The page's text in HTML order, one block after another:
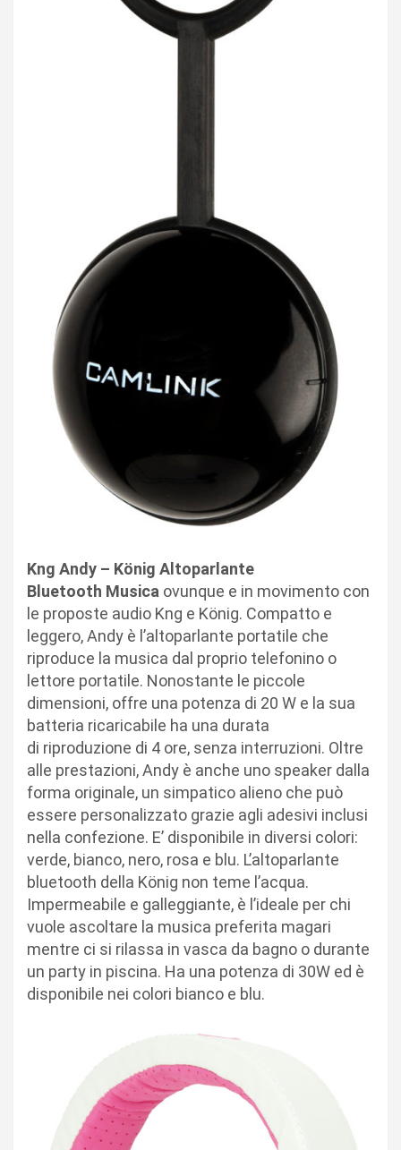
Kng Andy – König Altoparlante
Bluetooth Musica ovunque e in movimento con
le proposte audio Kng e König. Compatto e
leggero, Andy è l’altoparlante portatile che
riproduce la musica dal proprio telefonino o
lettore portatile. Nonostante le piccole
dimensioni, offre una potenza di 20 W e la sua
batteria ricaricabile ha una durata
di riproduzione di 4 ore, senza interruzioni. Oltre
alle prestazioni, Andy è anche uno speaker dalla
forma originale, un simpatico alieno che può
essere personalizzato grazie agli adesivi inclusi
nella confezione. E’ disponibile in diversi colori:
verde, bianco, nero, rosa e blu. L’altoparlante
bluetooth della König non teme l’acqua.
Impermeabile e galleggiante, è l’ideale per chi
vuole ascoltare la musica preferita magari
mentre ci si rilassa in vasca da bagno o durante
un party in piscina. Ha una potenza di 30W ed è
disponibile nei colori bianco e blu.